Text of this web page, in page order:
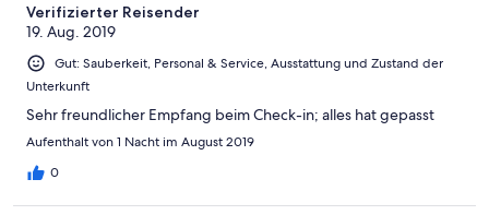
Verifizierter Reisender
19. Aug. 2019
Gut: Sauberkeit, Personal & Service, Ausstattung und Zustand der
Unterkunft
Sehr freundlicher Empfang beim Check-in; alles hat gepasst
Aufenthalt von 1 Nacht im August 2019
0